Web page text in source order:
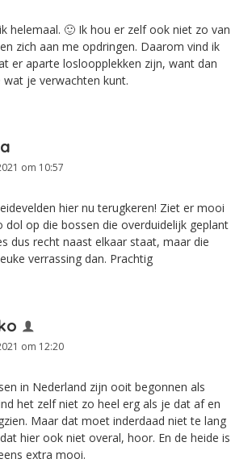
helemaal. 🙂 Ik hou er zelf ook niet zo van
zich aan me opdringen. Daarom vind ik
er aparte losloopplekken zijn, want dan
je verwachten kunt.
om 10:57
hier nu terugkeren! Ziet er mooi
dol op die bossen die overduidelijk geplant
dus recht naast elkaar staat, maar die
verrassing dan. Prachtig
om 12:20
in Nederland zijn ooit begonnen als
het zelf niet zo heel erg als je dat af en
Maar dat moet inderdaad niet te lang
hier ook niet overal, hoor. En de heide is
extra mooi.